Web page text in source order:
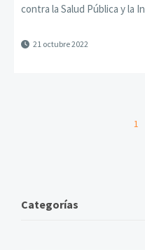
contra la Salud Pública y la
21 octubre 2022
1
Categorías